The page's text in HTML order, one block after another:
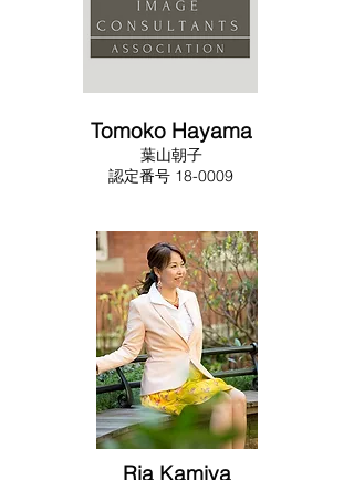
Tomoko Hayama
​葉山朝子
​​認定番号 18-0009
Ria Kamiya